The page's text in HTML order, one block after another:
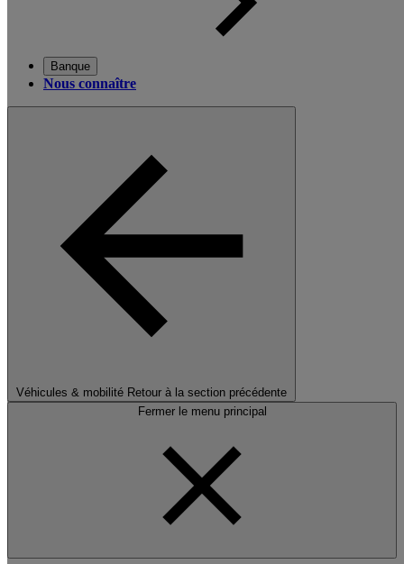
Banque
Nous connaître
Véhicules & mobilité Retour à la section précédente
Fermer le menu principal